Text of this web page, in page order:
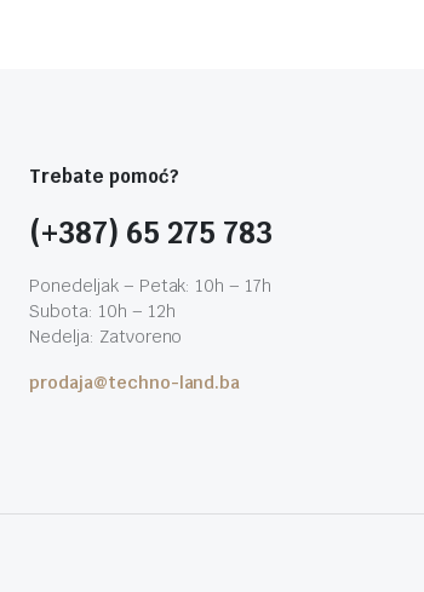
Trebate pomoć?
(+387) 65 275 783
Ponedeljak – Petak: 10h – 17h
Subota: 10h – 12h
Nedelja: Zatvoreno
prodaja@techno-land.ba